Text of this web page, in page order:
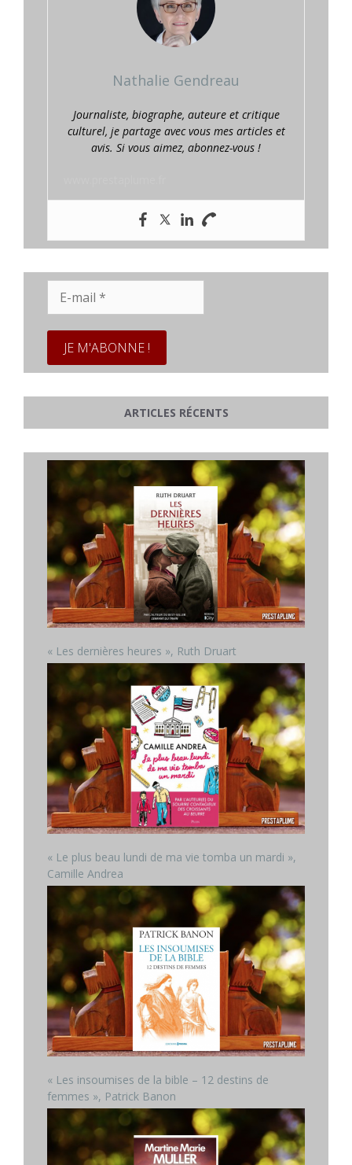
Nathalie Gendreau
Journaliste, biographe, auteure et critique
culturel, je partage avec vous mes articles et
avis. Si vous aimez, abonnez-vous !
mail
ARTICLES RÉCENTS
« Les dernières heures », Ruth Druart
« Le plus beau lundi de ma vie tomba un mardi »,
Camille Andrea
« Les insoumises de la bible – 12 destins de
femmes », Patrick Banon